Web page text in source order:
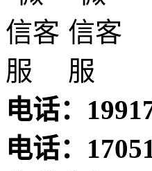
电话：
电话：